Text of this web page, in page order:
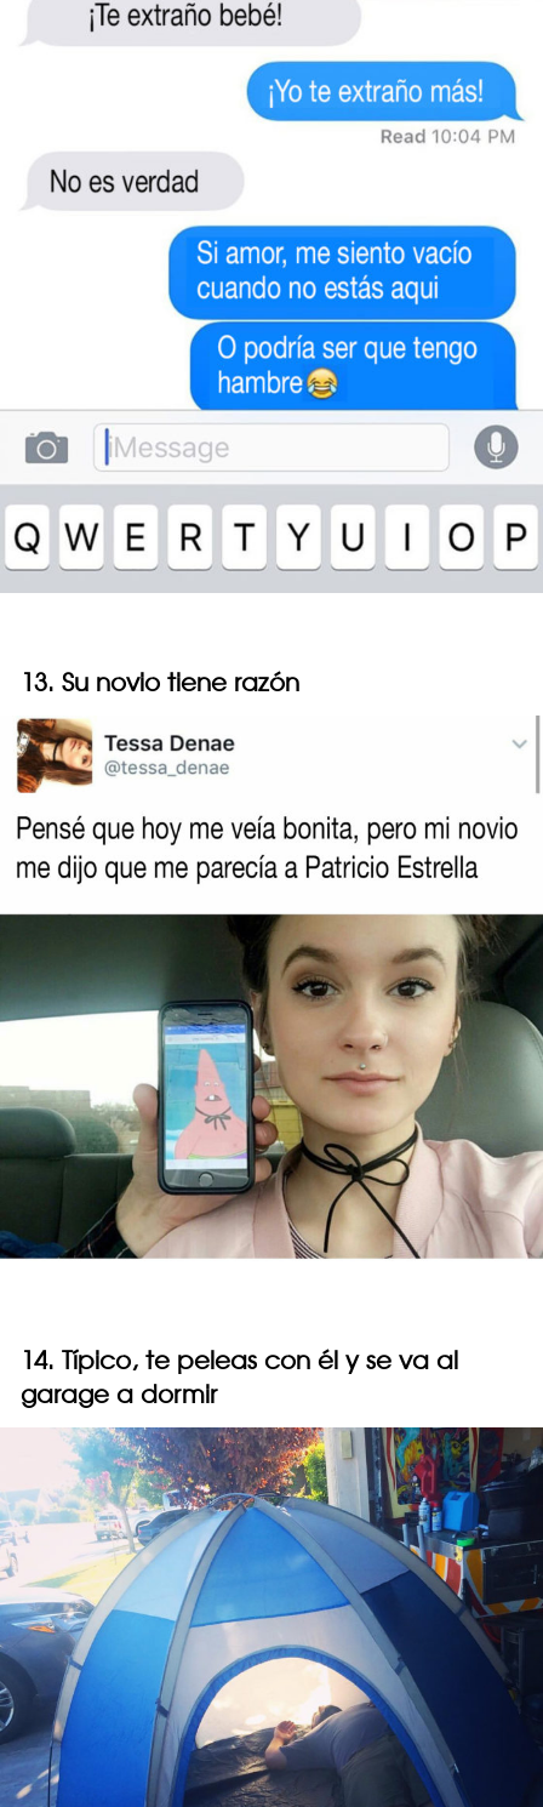
13. Su novio tiene razón
14. Típico, te peleas con él y se va al
garage a dormir